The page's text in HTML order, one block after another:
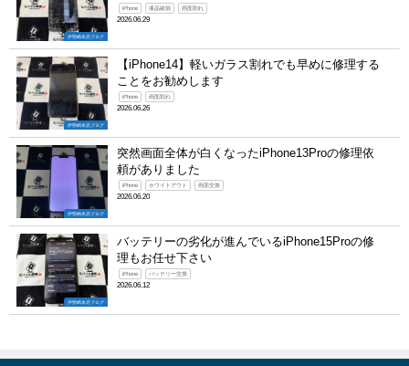
伊勢崎本店ブログ
iPhone 液晶破損 画面割れ
2026.06.29
伊勢崎本店ブログ
【iPhone14】軽いガラス割れでも早めに修理する
ことをお勧めします
iPhone 画面割れ
2026.06.26
伊勢崎本店ブログ
突然画面全体が白くなったiPhone13Proの修理依
頼がありました
iPhone ホワイトアウト 画面交換
2026.06.20
伊勢崎本店ブログ
バッテリーの劣化が進んでいるiPhone15Proの修
理もお任せ下さい
iPhone バッテリー交換
2026.06.12